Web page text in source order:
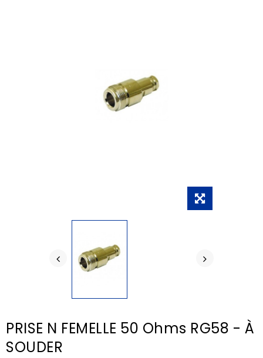
PRISE N FEMELLE 50 Ohms RG58 - À
SOUDER